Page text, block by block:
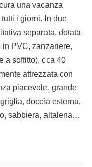
una vacanza
i giorni. In due
separata, dotata
PVC, zanzariere,
a soffitto), cca 40
attrezzata con
piacevole, grande
doccia esterna,
sabbiera, altalena